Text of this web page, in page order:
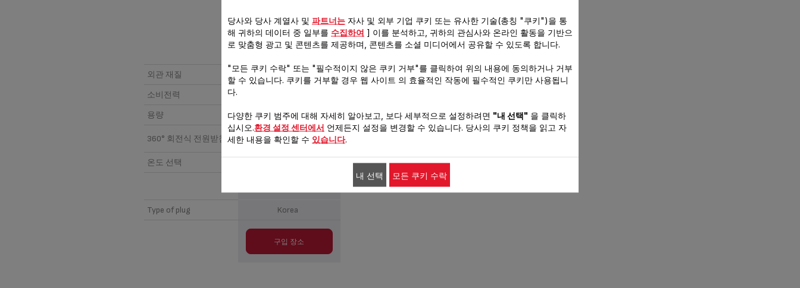
테팔 차탕기 스마티 BJ814
외관 재질
유리
소비전력
용량
1.5 L
360° 회전식 전원받침대
온도 선택
Type of plug Korea
구입 장소
당사와 당사 계열사 및 파트너는 자사 및 외부 기업 쿠키 또는 유사한 기술(총칭 "쿠키")을 통
해 귀하의 데이터 중 일부를 수집하여 ] 이를 분석하고, 귀하의 관심사와 온라인 활동을 기반으
로 맞춤형 광고 및 콘텐츠를 제공하며, 콘텐츠를 소셜 미디어에서 공유할 수 있도록 합니다.
"모든 쿠키 수락" 또는 "필수적이지 않은 쿠키 거부"를 클릭하여 위의 내용에 동의하거나 거부
할 수 있습니다. 쿠키를 거부할 경우 웹 사이트 의 효율적인 작동에 필수적인 쿠키만 사용됩니
다.
다양한 쿠키 범주에 대해 자세히 알아보고, 보다 세부적으로 설정하려면 "내 선택" 을 클릭하
십시오.환경 설정 센터에서 언제든지 설정을 변경할 수 있습니다. 당사의 쿠키 정책을 읽고 자
세한 내용을 확인할 수 있습니다.
내 선택 모든 쿠키 수락